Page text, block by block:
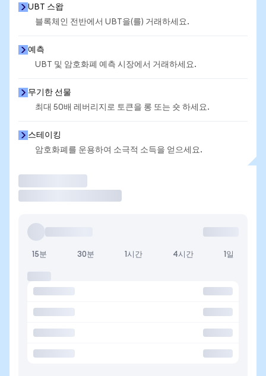
UBT 스왑
블록체인 전반에서 UBT을(를) 거래하세요.
예측
UBT 및 암호화폐 예측 시장에서 거래하세요.
무기한 선물
최대 50배 레버리지로 토큰을 롱 또는 숏 하세요.
스테이킹
암호화폐를 운용하여 소극적 소득을 얻으세요.
15분 30분 1시간 4시간 1일